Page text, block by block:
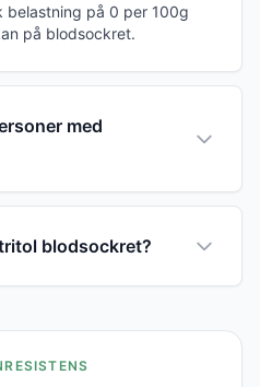
belastning på 0 per 100g
på blodsockret.
med
blodsockret?